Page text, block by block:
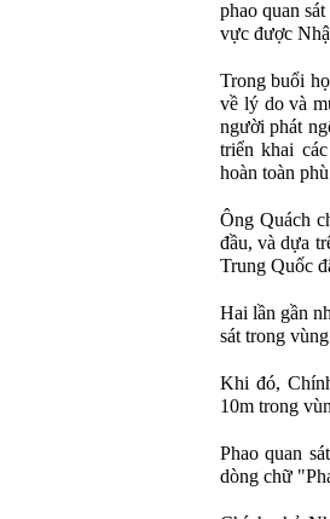
phao quan
vực được
Trong buổi
về lý do và
người phát
triển khai
hoàn toàn
Ông Quách
đầu, và dựa
Trung Quốc
Hai lần gần
sát trong
Khi đó,
10m trong
Phao quan
dòng chữ